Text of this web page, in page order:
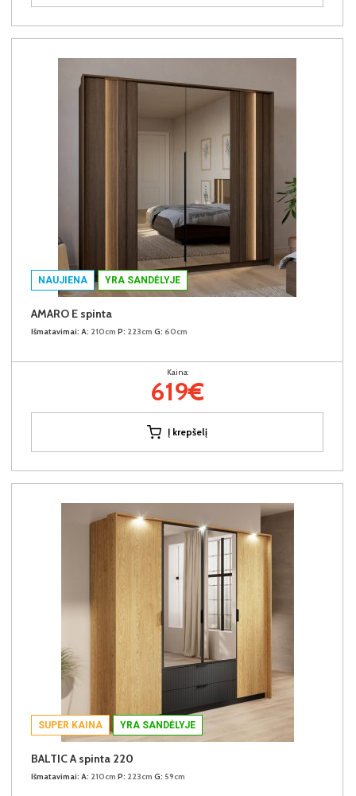
NAUJIENA YRA SANDĖLYJE
AMARO E spinta
Išmatavimai: A: 210cm P: 223cm G: 60cm
Kaina:
619€
Į krepšelį
SUPER KAINA YRA SANDĖLYJE
BALTIC A spinta 220
Išmatavimai: A: 210cm P: 223cm G: 59cm